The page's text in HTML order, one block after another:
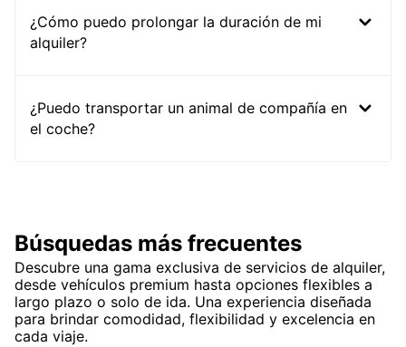
¿Cómo puedo prolongar la duración de mi
alquiler?
¿Puedo transportar un animal de compañía en
el coche?
Búsquedas más frecuentes
Descubre una gama exclusiva de servicios de alquiler,
desde vehículos premium hasta opciones flexibles a
largo plazo o solo de ida. Una experiencia diseñada
para brindar comodidad, flexibilidad y excelencia en
cada viaje.